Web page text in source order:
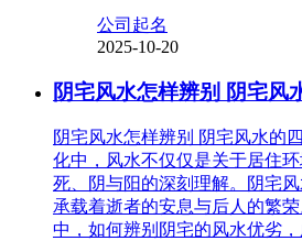
公司起名
2025-10-20
阴宅风水怎样辨别 阴宅风
阴宅风水怎样辨别 阴宅风水的
化中，风水不仅仅是关于居住
死、阴与阳的深刻理解。阴宅
承载着逝者的安息与后人的繁
中，如何辨别阴宅的风水优劣